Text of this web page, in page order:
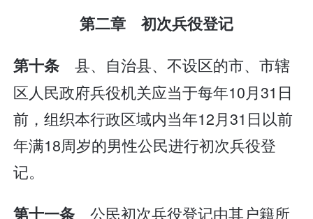
第二章 初次兵役登记
第十条县、自治县、不设区的市、市辖
区人民政府兵役机关应当于每年10月31日
前，组织本行政区域内当年12月31日以前
年满18周岁的男性公民进行初次兵役登
记。
第十一条公民初次兵役登记由其户籍所